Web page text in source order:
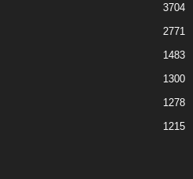
3704
2771
1483
1300
1278
1215